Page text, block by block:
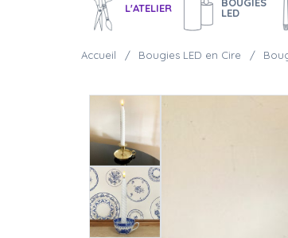
L'ATELIER
LED
Accueil Bougies LED en Cire